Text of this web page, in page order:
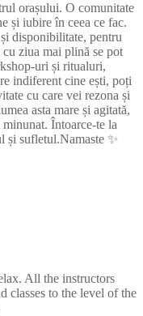
orașului. O comunitate
și iubire în ceea ce fac.
disponibilitate, pentru
ziua mai plină se pot
uri și ritualuri,
indiferent cine ești, poți
cu care vei rezona și
asta mare și agitată,
Întoarce-te la
și sufletul.Namaste ✨
All the instructors
classes to the level of the